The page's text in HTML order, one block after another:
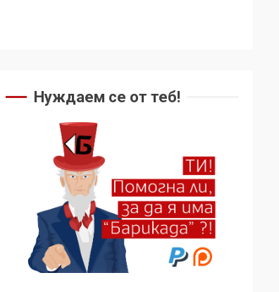
Нуждаем се от теб!